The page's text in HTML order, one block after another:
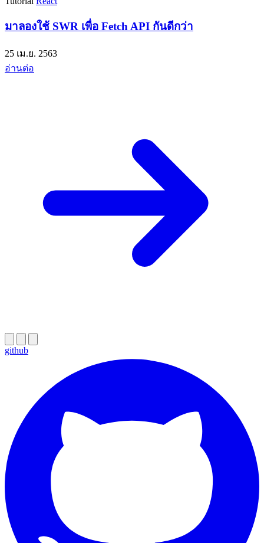
มาลองใช้ SWR เพื่อ Fetch API กันดีกว่า
25 เม.ย. 2563
อ่านต่อ
github